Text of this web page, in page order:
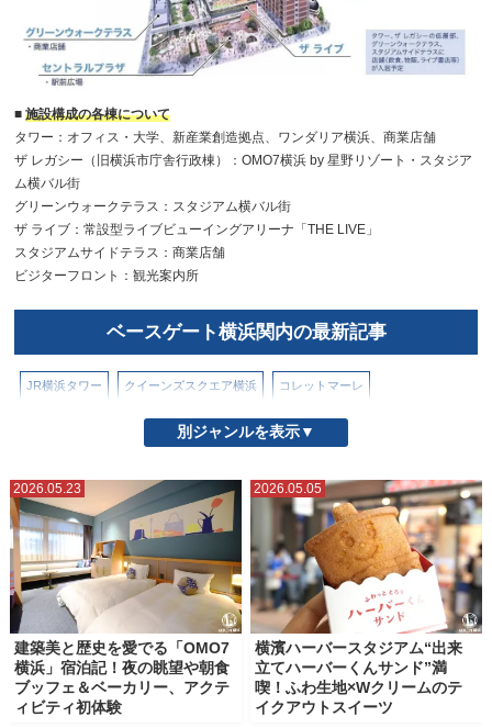
■施設構成の各棟について
タワー：オフィス・大学、新産業創造拠点、ワンダリア横浜、商業店舗
ザ レガシー（旧横浜市庁舎行政棟）：OMO7横浜 by 星野リゾート・スタジア
ム横バル街
グリーンウォークテラス：スタジアム横バル街
ザ ライブ：常設型ライブビューイングアリーナ「THE LIVE」
スタジアムサイドテラス：商業店舗
ビジターフロント：観光案内所
ベースゲート横浜関内の最新記事
JR横浜タワー クイーンズスクエア横浜 コレットマーレ
シァル（CIAL）横浜 スカイビル
ベースゲート横浜関内 マークイズみなとみらい
マリンアンドウォークヨコハマ ラクシスフロント（横浜市役所）
ららぽーと横浜 ランドマークプラザ ルミネ横浜
三井アウトレットパーク横浜ベイサイド 星天クレイ 横浜グランゲート
横浜ジョイナス 横浜シンフォステージ 横浜ティンバーワーフ
横浜ビブレ 横浜ベイクォーター 横浜ポルタ 横浜モアーズ
別ジャンルを表示▼
2026.05.23
建築美と歴史を愛でる「OMO7
横浜」宿泊記！夜の眺望や朝食
ブッフェ＆ベーカリー、アクテ
ィビティ初体験
2026.05.05
横濱ハーバースタジアム“出来
立てハーバーくんサンド”満
喫！ふわ生地×Wクリームのテ
イクアウトスイーツ